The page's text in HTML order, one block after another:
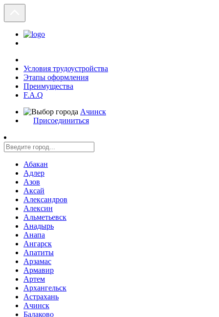
Условия трудоустройства
Этапы оформления
Преимущества
F.A.Q
Ачинск
Присоединиться
Абакан
Адлер
Азов
Аксай
Александров
Алексин
Альметьевск
Анадырь
Анапа
Ангарск
Апатиты
Арзамас
Армавир
Артем
Архангельск
Астрахань
Ачинск
Балаково